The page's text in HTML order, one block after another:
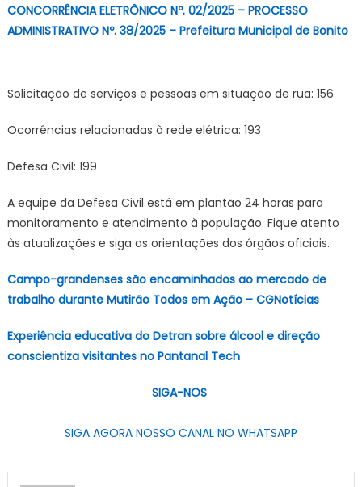
CONCORRÊNCIA ELETRÔNICO Nº. 02/2025 – PROCESSO
ADMINISTRATIVO Nº. 38/2025 – Prefeitura Municipal de Bonito
Solicitação de serviços e pessoas em situação de rua: 156
Ocorrências relacionadas à rede elétrica: 193
Defesa Civil: 199
A equipe da Defesa Civil está em plantão 24 horas para
monitoramento e atendimento à população. Fique atento
às atualizações e siga as orientações dos órgãos oficiais.
Campo-grandenses são encaminhados ao mercado de
trabalho durante Mutirão Todos em Ação – CGNotícias
Experiência educativa do Detran sobre álcool e direção
conscientiza visitantes no Pantanal Tech
SIGA-NOS
SIGA AGORA NOSSO CANAL NO WHATSAPP